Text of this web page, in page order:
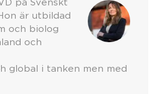
är utbildad
och biolog
och
global i tanken men med